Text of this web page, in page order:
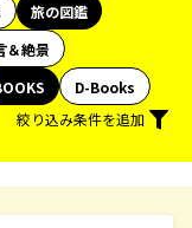
旅の図鑑
＆絶景
D-Books
絞り込み条件を追加